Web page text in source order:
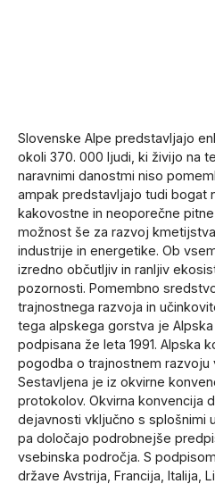
Slovenske Alpe predstavljajo
okoli 370. 000 ljudi, ki živijo na
naravnimi danostmi niso
ampak predstavljajo tudi bogat
kakovostne in neoporečne
možnost še za razvoj
industrije in energetike. Ob
izredno občutljiv in ranljiv
pozornosti. Pomembno
trajnostnega razvoja in
tega alpskega gorstva je
podpisana že leta 1991. Alpska
pogodba o trajnostnem razvoju
Sestavljena je iz okvirne
protokolov. Okvirna konvencija
dejavnosti vključno s splošnimi
pa določajo podrobnejše
vsebinska področja. S
države Avstrija, Francija, Italija,